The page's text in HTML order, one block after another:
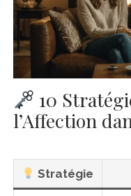
10
l’Affection
Stratégie